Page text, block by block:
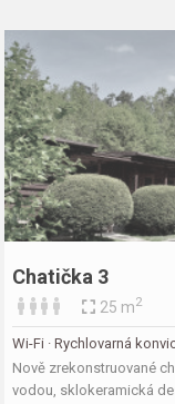
Chatička 3
25 m2
Wi-Fi · Rychlovarná
Nově zrekonstruované
vodou, sklokeramická